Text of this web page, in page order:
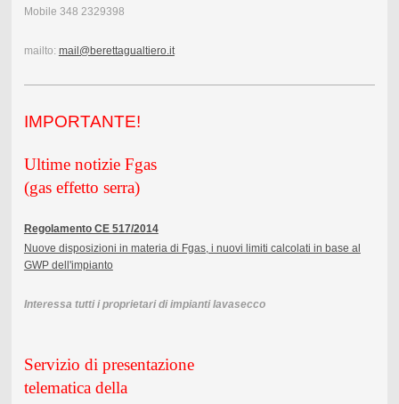
Mobile 348 2329398
mailto: mail@berettagualtiero.it
IMPORTANTE!
Ultime notizie Fgas
(gas effetto serra)
Regolamento CE 517/2014
Nuove disposizioni in materia di Fgas, i nuovi limiti calcolati in base al
GWP dell'impianto
Interessa tutti i proprietari di impianti lavasecco
Servizio di presentazione
telematica della